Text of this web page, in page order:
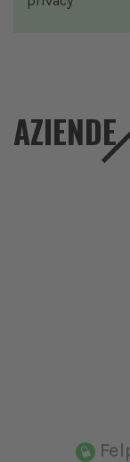
AZIENDE